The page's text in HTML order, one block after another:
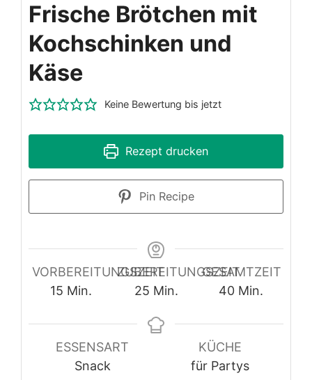
Frische Brötchen mit
Kochschinken und
Käse
Keine Bewertung bis jetzt
Rezept drucken
Pin Recipe
VORBEREITUNGSZEIT
15 Minuten
Min.
ZUBEREITUNGSZEIT
25Minuten
Min.
GESAMTZEIT
40Minuten
Min.
ESSENSART
Snack
KÜCHE
für Partys